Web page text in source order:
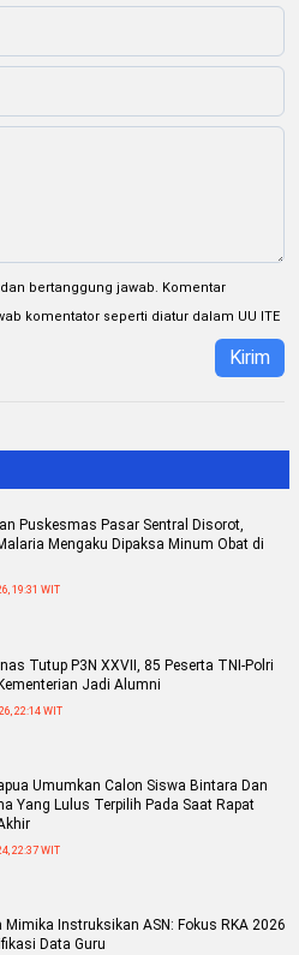
bertanggung jawab. Komentar
komentator seperti diatur dalam UU ITE
Kirim
Puskesmas Pasar Sentral Disorot,
Mengaku Dipaksa Minum Obat di
19:31 WIT
Tutup P3N XXVII, 85 Peserta TNI-Polri
Jadi Alumni
22:14 WIT
Umumkan Calon Siswa Bintara Dan
Yang Lulus Terpilih Pada Saat Rapat
22:37 WIT
Mimika Instruksikan ASN: Fokus RKA 2026
Data Guru